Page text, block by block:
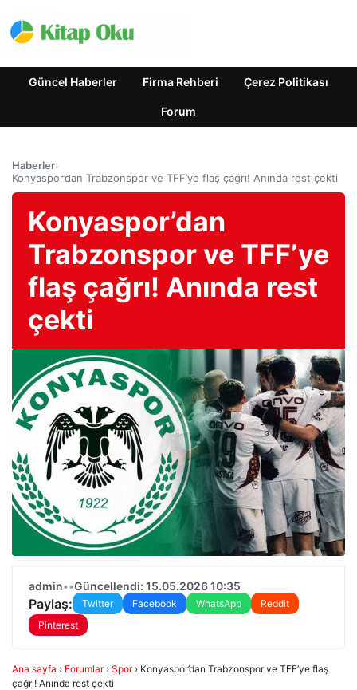
Güncel Haberler Firma Rehberi Çerez Politikası
Forum
Haberler›
Konyaspor’dan Trabzonspor ve TFF’ye flaş çağrı! Anında rest çekti
Konyaspor’dan
Trabzonspor ve TFF’ye
flaş çağrı! Anında rest
çekti
admin••Güncellendi: 15.05.2026 10:35
Paylaş: Twitter Facebook WhatsApp
Reddit
Pinterest
Ana sayfa › Forumlar › Spor › Konyaspor’dan Trabzonspor ve TFF’ye flaş
çağrı! Anında rest çekti